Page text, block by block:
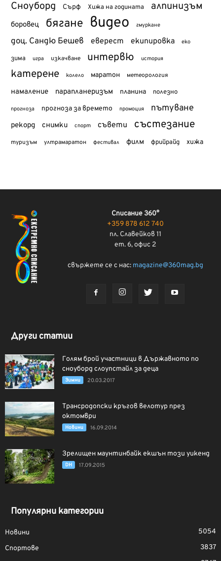
Сноуборд Сърф Хижа на годината алпинизъм
боровец бягане видео гмуркане
доц. Сандю Бешев еверест екипировка еко
зима игра изкачване интервю история
катерене колело маратон метеорология
намаление парапланеризъм планина полезно
прогноза прогноза за времето промоция пътуване
рекорд снимки спорт съвети състезание
туризъм ултрамаратон фестивал филм фрийрайд хижа
Списание 360°
+359 878 612 740
пл. Славейков 11
ет. 6, офис 2
свържете се с нас: magazine@360mag.bg
Други статии
Голям брой участници в Държавното по
сноуборд слоупстайл за деца
Зимни 20.03.2017
Трансродопски кръгов велотур през
октомври
Новини 16.09.2014
Зрелищен маунтинбайк екшън този уикенд
DH 17.09.2015
Популярни категории
Новини
5054
Спортове
3837